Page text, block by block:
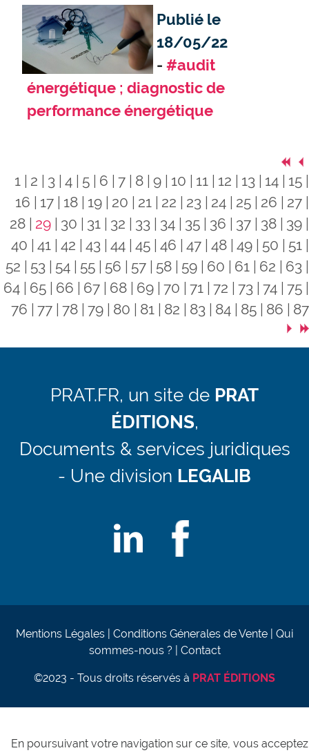
Publié le
18/05/22
#audit
énergétique ; diagnostic de
performance énergétique
1 2 3 4 5 6 7 8 9 10 11 12 13 14 15
16
17 18 19 20 21 22 23 24 25 26
27
28 29 30 31 32 33 34 35 36 37 38 39
40 41 42 43 44 45 46 47 48 49 50
51
52
53 54 55 56 57 58 59 60 61 62
63
64 65 66 67 68 69 70 71 72 73 74 75
76 77 78 79 80 81 82 83 84 85 86 87
PRAT.FR, un site de PRAT
ÉDITIONS,
Documents & services juridiques
- Une division LEGALIB
Mentions Légales Conditions Génerales de Vente
Qui
sommes-nous ?
Contact
©2023 - Tous droits réservés à PRAT ÉDITIONS
En poursuivant votre navigation sur ce site, vous acceptez